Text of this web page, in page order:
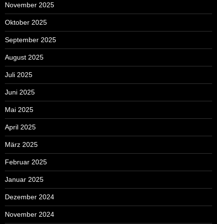
November 2025
Oktober 2025
September 2025
August 2025
Juli 2025
Juni 2025
Mai 2025
April 2025
März 2025
Februar 2025
Januar 2025
Dezember 2024
November 2024